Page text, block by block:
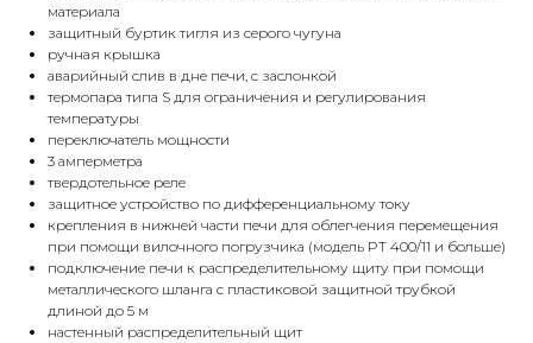
материала
защитный буртик тигля из серого чугуна
ручная крышка
аварийный слив в дне печи, с заслонкой
термопара типа S для ограничения и регулирования
температуры
переключатель мощности
3 амперметра
твердотельное реле
защитное устройство по дифференциальному току
крепления в нижней части печи для облегчения перемещения
при помощи вилочного погрузчика (модель PT 400/11 и больше)
подключение печи к распределительному щиту при помощи
металлического шланга с пластиковой защитной трубкой
длиной до 5 м
настенный распределительный щит